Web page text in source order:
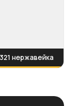
нержавейка